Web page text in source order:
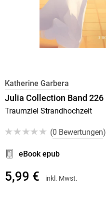
Katherine Garbera
Julia Collection Band 226
Traumziel Strandhochzeit
(0 Bewertungen)
eBook epub
5,99 € inkl. Mwst.